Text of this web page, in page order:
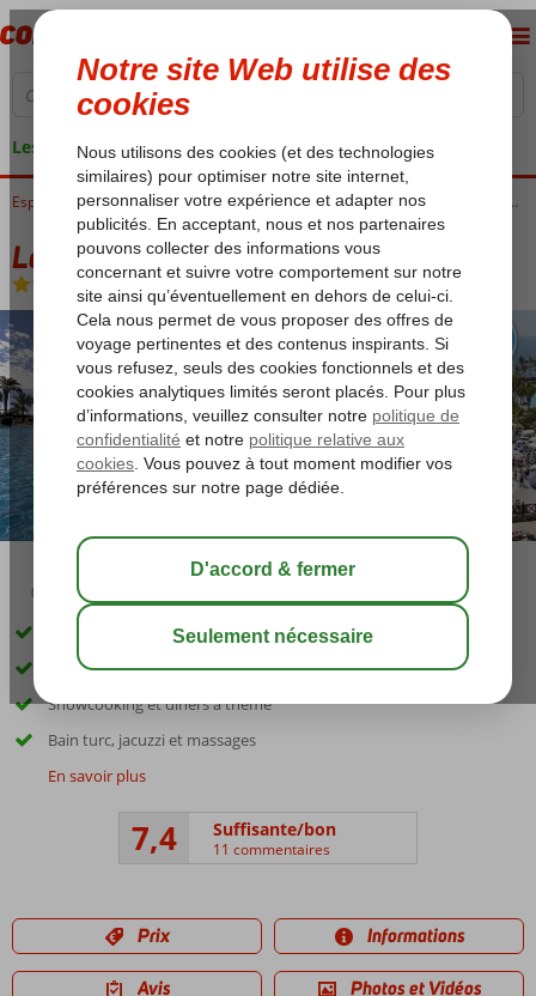
Les garanties de vacances
Îles Canaries Gran Canaria Playa de Taurito Lago Taurito & Waterpark by LIVVO
Lago Taurito & Waterpark by LIVVO
All Inclusive-Hôtel
04:20 sauver
Parc aquatique spectaculaire pour les enfants
À seulement 50 m de la plage
Showcooking et dîners à thème
Bain turc, jacuzzi et massages
En savoir plus
7,4 Suffisante/bon
11 commentaires
Prix Informations
Avis Photos et Vidéos